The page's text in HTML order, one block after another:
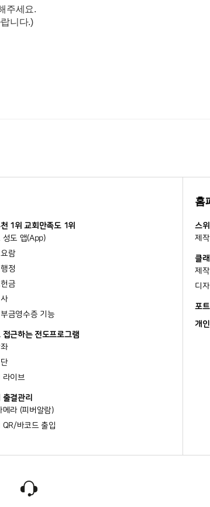
주세요.
니다.)
1위 교회만족도 1위
성도 앱(App)
람
정
금
금영수증 기능
접근하는 전도프로그램
라이브
출결관리
메라 (피버알람)
QR/바코드 출입
홈
스
제
클
제
디
포
개